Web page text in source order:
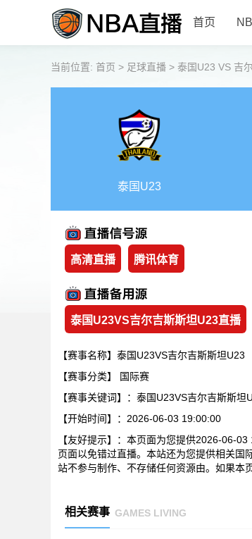
首页
当前位置: 首页 > 足球直播 > 泰国U23 VS 吉
泰国U23
高清直播 腾讯体育
泰国U23VS吉尔吉斯斯坦U23直播
【赛事名称】泰国U23VS吉尔吉斯斯坦U23
【赛事分类】
国际赛
【赛事关键词】：泰国U23VS吉尔吉斯斯
【开始时间】：2026-06-03 19:00:00
【友好提示】：本页面为您提供2026-06-
页面以免错过直播。本站还为您提供相关国
站不参与制作、不存储任何资源由。如果本
相关赛事 GAMES LIVING